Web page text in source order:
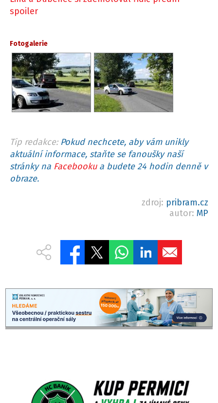
spoiler
Fotogalerie
Tip redakce: Pokud nechcete, aby vám unikly
aktuální informace, staňte se fanoušky naší
stránky na Facebookua budete 24 hodin denně v
obraze.
zdroj: pribram.cz
autor: MP